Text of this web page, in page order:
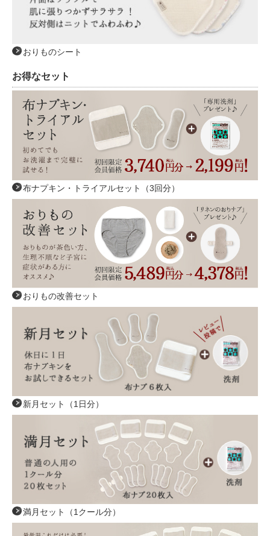
おりものシート
お得なセット
布ナプキン・トライアルセット（3回分）
おりもの改善セット
新月セット（1日分）
満月セット（1クール分）